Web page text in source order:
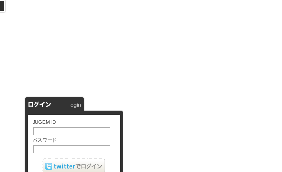
JUGEM ID
パスワード